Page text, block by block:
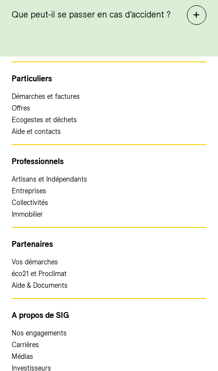
Que peut-il se passer en cas d’accident ?
Particuliers
Démarches et factures
Offres
Ecogestes et déchets
Aide et contacts
Professionnels
Artisans et Indépendants
Entreprises
Collectivités
Immobilier
Partenaires
Vos démarches
éco21 et Proclimat
Aide & Documents
A propos de SIG
Nos engagements
Carrières
Médias
Investisseurs